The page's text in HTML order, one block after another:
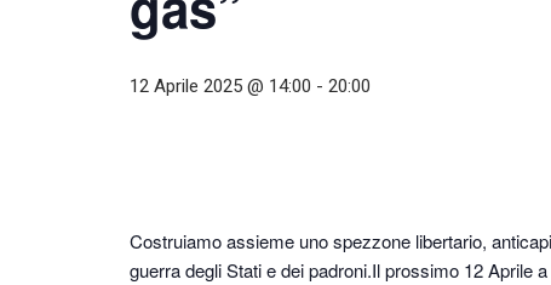
12 Aprile 2025 @ 14:00 - 20:00
Costruiamo assieme uno spezzone libertario,
guerra degli Stati e dei padroni.Il prossimo 12 Aprile